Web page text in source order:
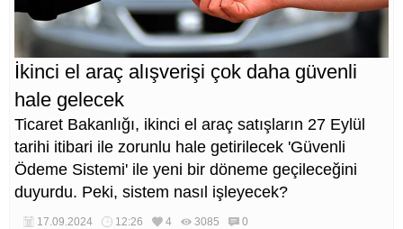
İkinci el araç alışverişi çok daha güvenli
hale gelecek
Ticaret Bakanlığı, ikinci el araç satışların 27 Eylül
tarihi itibari ile zorunlu hale getirilecek 'Güvenli
Ödeme Sistemi' ile yeni bir döneme geçileceğini
duyurdu. Peki, sistem nasıl işleyecek?
17.09.2024 12:26 4 3085 0